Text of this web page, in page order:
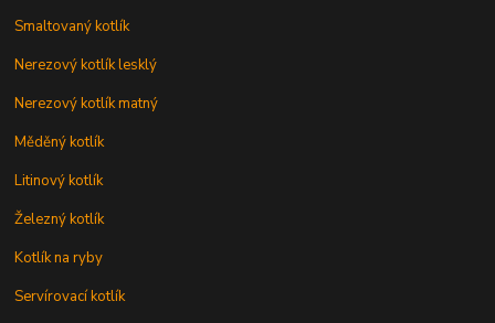
Smaltovaný kotlík
Nerezový kotlík lesklý
Nerezový kotlík matný
Měděný kotlík
Litinový kotlík
Železný kotlík
Kotlík na ryby
Servírovací kotlík